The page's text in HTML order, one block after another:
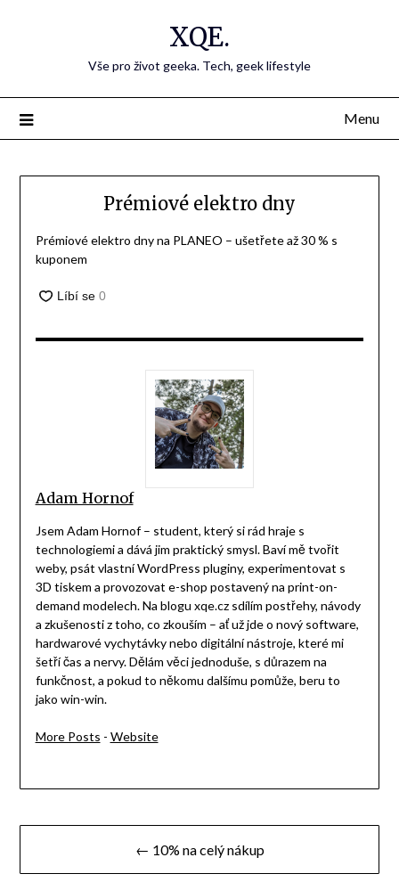
XQE.
Vše pro život geeka. Tech, geek lifestyle
Menu
Prémiové elektro dny
Prémiové elektro dny na PLANEO – ušetřete až 30 % s
kuponem
Adam Hornof
Jsem Adam Hornof – student, který si rád hraje s
technologiemi a dává jim praktický smysl. Baví mě tvořit
weby, psát vlastní WordPress pluginy, experimentovat s
3D tiskem a provozovat e-shop postavený na print-on-
demand modelech. Na blogu xqe.cz sdílím postřehy, návody
a zkušenosti z toho, co zkouším – ať už jde o nový software,
hardwarové vychytávky nebo digitální nástroje, které mi
šetří čas a nervy. Dělám věci jednoduše, s důrazem na
funkčnost, a pokud to někomu dalšímu pomůže, beru to
jako win-win.
More Posts - Website
Navigace
pro
← 10% na celý nákup